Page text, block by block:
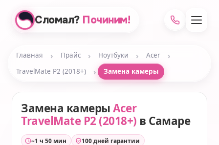
Сломал? Починим!
Главная › Прайс › Ноутбуки › Acer ›
TravelMate P2 (2018+) › Замена камеры
Замена камерыAcer
TravelMate P2 (2018+) в Самаре
~1 ч 50 мин
100 дней гарантии